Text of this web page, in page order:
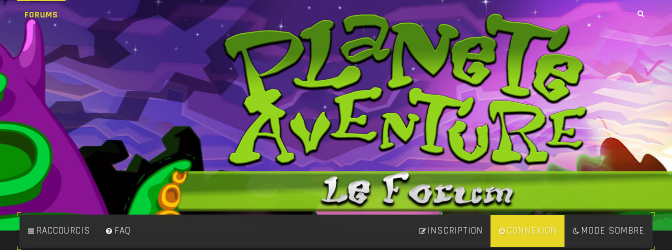
FORUMS
RACCOURCIS MODE SOMBRE
FAQ CONNEXION
INSCRIPTION